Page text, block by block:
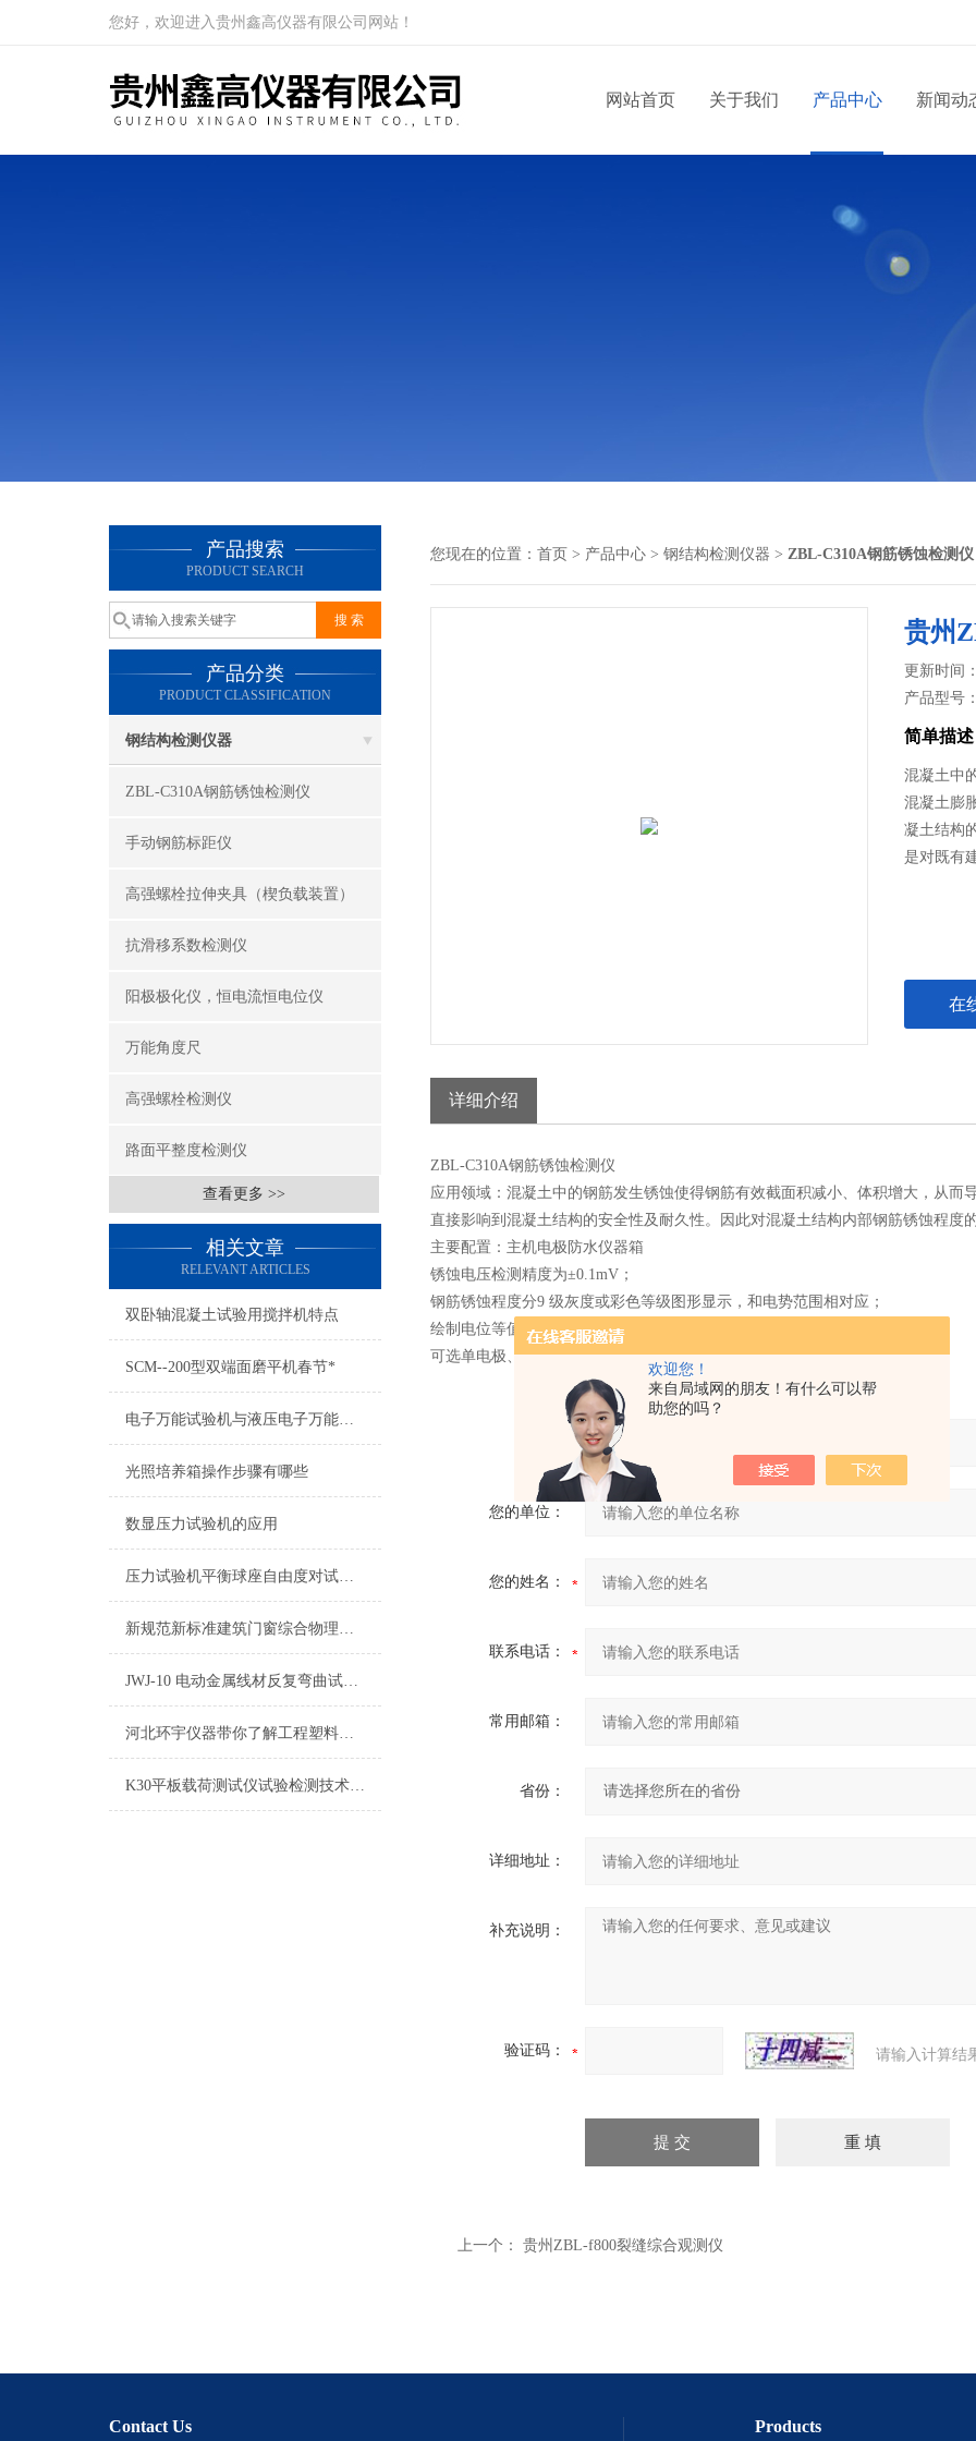
欢迎您！
来自局域网的朋友！有什么可以帮
助您的吗？
您好，欢迎进入贵州鑫高仪器有限公司网站！
网站首页 关于我们 产品中心 新闻动
产品搜索
PRODUCT SEARCH
产品分类
PRODUCT CLASSIFICATION
钢结构检测仪器
ZBL-C310A钢筋锈蚀检测仪
手动钢筋标距仪
高强螺栓拉伸夹具（楔负载装置）
抗滑移系数检测仪
阳极极化仪，恒电流恒电位仪
万能角度尺
高强螺栓检测仪
路面平整度检测仪
查看更多 >>
相关文章
RELEVANT ARTICLES
双卧轴混凝土试验用搅拌机特点
SCM--200型双端面磨平机春节*
电子万能试验机与液压电子万能试验机的比较
光照培养箱操作步骤有哪些
数显压力试验机的应用
压力试验机平衡球座自由度对试验结果的影响分析
新规范新标准建筑门窗综合物理性能试验机工作原理
JWJ-10 电动金属线材反复弯曲试验机的用途
河北环宇仪器带你了解工程塑料试模型号大全
K30平板载荷测试仪试验检测技术总结
您现在的位置： 首页 > 产品中心 > 钢结构检测仪器 > ZBL-C310A钢筋锈蚀检测仪
贵州
更新时间
产品型号
简单描述
混凝土中
混凝土膨
凝土结构
是对既有
在
详细介绍
ZBL-C310A钢筋锈蚀检测仪
应用领域：混凝土中的钢筋发生锈蚀使得钢筋有效截面积减小、体积增大，从而
直接影响到混凝土结构的安全性及耐久性。因此对混凝土结构内部钢筋锈蚀程度
主要配置：主机电极防水仪器箱
锈蚀电压检测精度为±0.1mV；
钢筋锈蚀程度分9 级灰度或彩色等级图形显示，和电势范围相对应；
绘制电位等值线图，等值线差值可设置（1mV ～ 100mV）；
可选单电极、双电极两种工作模式。
您的单位：
您的姓名：
联系电话：
常用邮箱：
省份：
详细地址：
补充说明：
验证码： 请输入计算结
上一个： 贵州ZBL-f800裂缝综合观测仪
Contact Us Products